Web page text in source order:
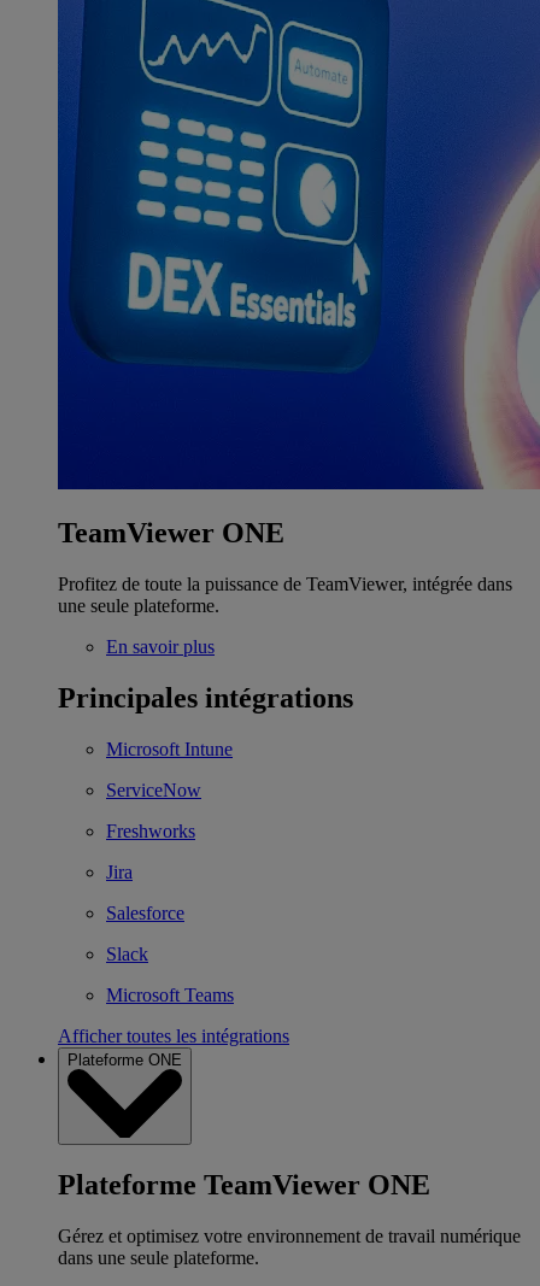
TeamViewer ONE
Profitez de toute la puissance de TeamViewer, intégrée dans
une seule plateforme.
En savoir plus
Principales intégrations
Microsoft Intune
ServiceNow
Freshworks
Jira
Salesforce
Slack
Microsoft Teams
Afficher toutes les intégrations
Plateforme ONE
Plateforme TeamViewer ONE
Gérez et optimisez votre environnement de travail numérique
dans une seule plateforme.